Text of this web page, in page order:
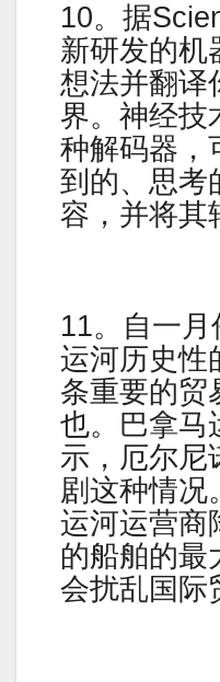
10。据
新研发的机
想法并翻译
界。神经技
种解码器，
到的、思考
容，并将其
11。自一
运河历史性
条重要的贸
也。巴拿马
示，厄尔尼
剧这种情况
运河运营商
的船舶的最
会扰乱国际